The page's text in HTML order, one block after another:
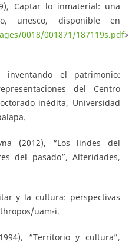
Captar lo inmaterial: una
unesco, disponible en
0018/001871/187119s.pdf>
inventando el patrimonio:
del Centro
inédita, Universidad
(2012), “Los lindes del
del pasado”, Alteridades,
y la cultura: perspectivas
uam-i.
“Territorio y cultura”,